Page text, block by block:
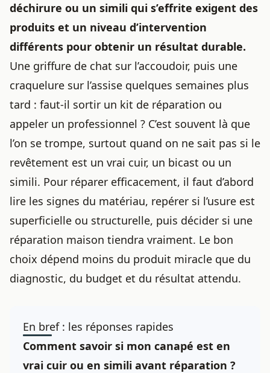
déchirure ou un simili qui s’effrite exigent des
produits et un niveau d’intervention
différents pour obtenir un résultat durable.
Une griffure de chat sur l’accoudoir, puis une
craquelure sur l’assise quelques semaines plus
tard : faut-il sortir un kit de réparation ou
appeler un professionnel ? C’est souvent là que
l’on se trompe, surtout quand on ne sait pas si le
revêtement est un vrai cuir, un bicast ou un
simili. Pour réparer efficacement, il faut d’abord
lire les signes du matériau, repérer si l’usure est
superficielle ou structurelle, puis décider si une
réparation maison tiendra vraiment. Le bon
choix dépend moins du produit miracle que du
diagnostic, du budget et du résultat attendu.
En bref : les réponses rapides
Comment savoir si mon canapé est en
vrai cuir ou en simili avant réparation ?